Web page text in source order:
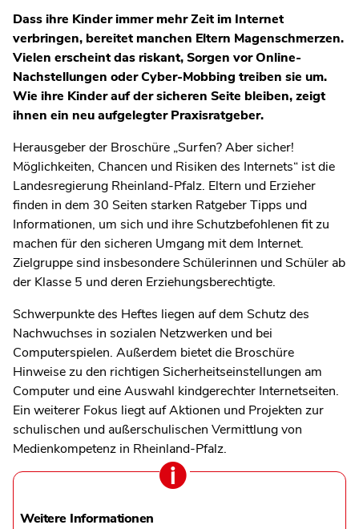
Dass ihre Kinder immer mehr Zeit im Internet
verbringen, bereitet manchen Eltern Magenschmerzen.
Vielen erscheint das riskant, Sorgen vor Online-
Nachstellungen oder Cyber-Mobbing treiben sie um.
Wie ihre Kinder auf der sicheren Seite bleiben, zeigt
ihnen ein neu aufgelegter Praxisratgeber.
Herausgeber der Broschüre „Surfen? Aber sicher!
Möglichkeiten, Chancen und Risiken des Internets“ ist die
Landesregierung Rheinland-Pfalz. Eltern und Erzieher
finden in dem 30 Seiten starken Ratgeber Tipps und
Informationen, um sich und ihre Schutzbefohlenen fit zu
machen für den sicheren Umgang mit dem Internet.
Zielgruppe sind insbesondere Schülerinnen und Schüler ab
der Klasse 5 und deren Erziehungsberechtigte.
Schwerpunkte des Heftes liegen auf dem Schutz des
Nachwuchses in sozialen Netzwerken und bei
Computerspielen. Außerdem bietet die Broschüre
Hinweise zu den richtigen Sicherheitseinstellungen am
Computer und eine Auswahl kindgerechter Internetseiten.
Ein weiterer Fokus liegt auf Aktionen und Projekten zur
schulischen und außerschulischen Vermittlung von
Medienkompetenz in Rheinland-Pfalz.
Weitere Informationen